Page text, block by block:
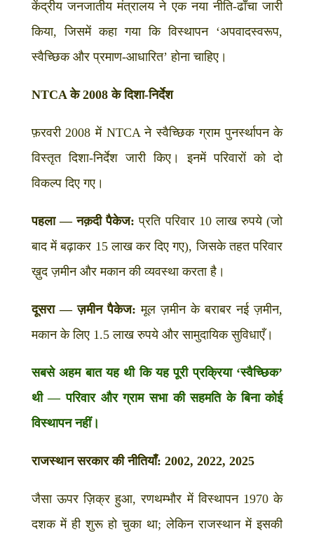
केंद्रीय जनजातीय मंत्रालय ने एक नया नीति-ढाँचा जारी
किया, जिसमें कहा गया कि विस्थापन ‘अपवादस्वरूप,
स्वैच्छिक और प्रमाण-आधारित’ होना चाहिए।
NTCA के 2008 के दिशा-निर्देश
फ़रवरी 2008 में NTCA ने स्वैच्छिक ग्राम पुनर्स्थापन के
विस्तृत दिशा-निर्देश जारी किए। इनमें परिवारों को दो
विकल्प दिए गए।
पहला — नक़दी पैकेज: प्रति परिवार 10 लाख रुपये (जो
बाद में बढ़ाकर 15 लाख कर दिए गए), जिसके तहत परिवार
ख़ुद ज़मीन और मकान की व्यवस्था करता है।
दूसरा — ज़मीन पैकेज: मूल ज़मीन के बराबर नई ज़मीन,
मकान के लिए 1.5 लाख रुपये और सामुदायिक सुविधाएँ।
सबसे अहम बात यह थी कि यह पूरी प्रक्रिया ‘स्वैच्छिक’
थी — परिवार और ग्राम सभा की सहमति के बिना कोई
विस्थापन नहीं।
राजस्थान सरकार की नीतियाँ: 2002, 2022, 2025
जैसा ऊपर ज़िक्र हुआ, रणथम्भौर में विस्थापन 1970 के
दशक में ही शुरू हो चुका था; लेकिन राजस्थान में इसकी